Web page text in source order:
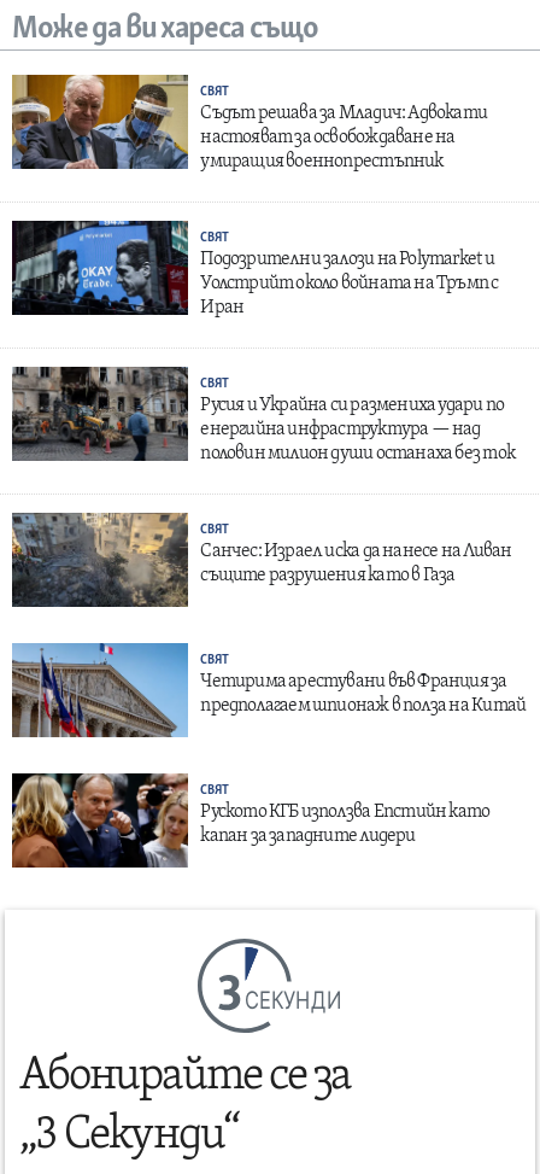
Може да ви хареса също
СВЯТ
Съдът решава за Младич: Адвокати
настояват за освобождаване на
умиращия военнопрестъпник
СВЯТ
Подозрителни залози на Polymarket и
Уолстрийт около войната на Тръмп с
Иран
СВЯТ
Русия и Украйна си размениха удари по
енергийна инфраструктура — над
половин милион души останаха без ток
СВЯТ
Санчес: Израел иска да нанесе на Ливан
същите разрушения като в Газа
СВЯТ
Четирима арестувани във Франция за
предполагаем шпионаж в полза на Китай
СВЯТ
Руското КГБ използва Епстийн като
капан за западните лидери
СЕКУНДИ
Абонирайте се за
„3 Секунди“